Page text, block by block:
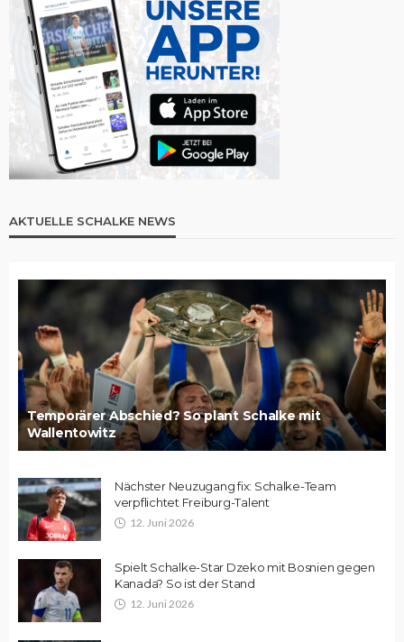
AKTUELLE SCHALKE NEWS
Temporärer Abschied? So plant Schalke mit
Wallentowitz
Nächster Neuzugang fix: Schalke-Team
verpflichtet Freiburg-Talent
12. Juni 2026
Spielt Schalke-Star Dzeko mit Bosnien gegen
Kanada? So ist der Stand
12. Juni 2026